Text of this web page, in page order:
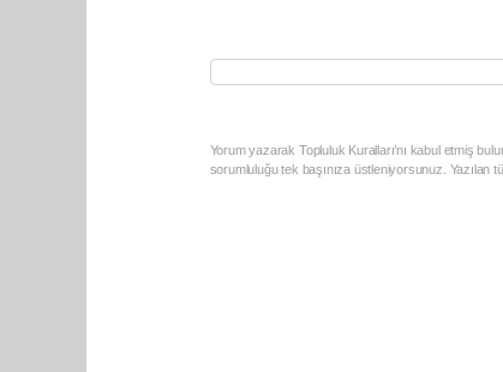
Yorum yazarak Topluluk Kuralları’nı kabul etmiş
sorumluluğu tek başınıza üstleniyorsunuz. Yazılan